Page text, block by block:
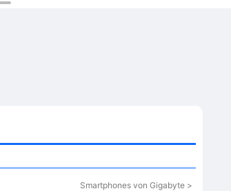
Smartphones von Gigabyte >